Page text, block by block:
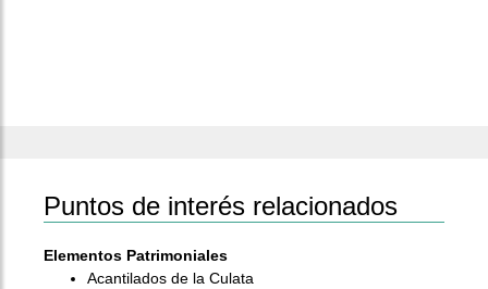
Puntos de interés relacionados
Elementos Patrimoniales
Acantilados de la Culata